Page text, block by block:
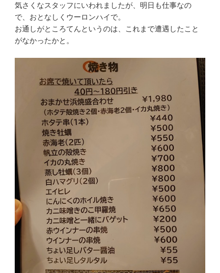
気さくなスタッフにいわれましたが、明日も仕事なの
で、おとなしくウーロンハイで。
お通しがところてんというのは、これまで遭遇したこと
がなかったかと。